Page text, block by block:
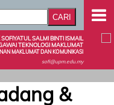
SOFIYATUL SALMI BINTI ISMAIL
TEKNOLOGI MAKLUMAT
MAKLUMAT DAN KOMUNIKASI
sofi@upm.edu.my
&